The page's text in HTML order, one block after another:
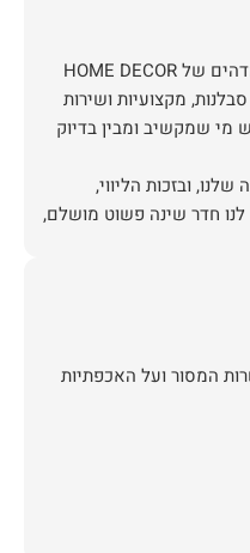
מקצועיות ושירות
שמקשיב ומבין בדיוק
ובזכות הליווי,
חדר שינה פשוט מושלם,
ממליצים מכל הלב לכל
המסור ועל האכפתיות